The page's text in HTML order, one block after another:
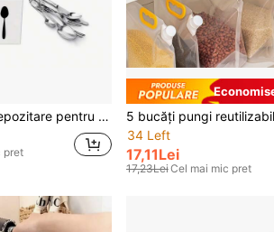
tacamuri cu 3 compartimente, suport pentru ustensile din plastic usor de curatat, cutie mare de argintărie potrivită pentru uz casnic
pret
34 Left
17,11Lei
17,23LeiCel mai mic pret